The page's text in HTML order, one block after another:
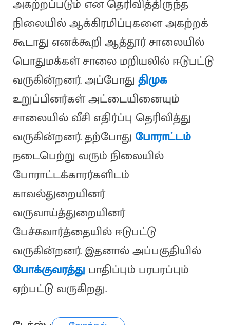
அகற்றப்படும் என தெரிவித்திருந்த
நிலையில் ஆக்கிரமிப்புகளை அகற்றக்
கூடாது எனக்கூறி ஆத்தூர் சாலையில்
பொதுமக்கள் சாலை மறியலில் ஈடுபட்டு
வருகின்றனர். அப்போது திமுக
உறுப்பினர்கள் அட்டையினையும்
சாலையில் வீசி எதிர்ப்பு தெரிவித்து
வருகின்றனர். தற்போது போராட்டம்
நடைபெற்று வரும் நிலையில்
போராட்டக்காரர்களிடம்
காவல்துறையினர்
வருவாய்த்துறையினர்
பேச்சுவார்த்தையில் ஈடுபட்டு
வருகின்றனர். இதனால் அப்பகுதியில்
போக்குவரத்து பாதிப்பும் பரபரப்பும்
ஏற்பட்டு வருகிறது.